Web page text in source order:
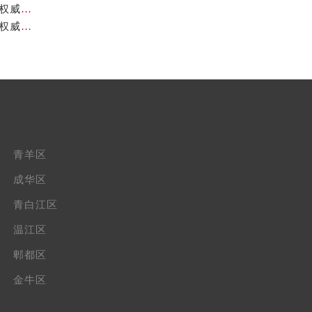
成都天梭官方售后服务中心｜官方地址及售后热线电话权威信息公示（2026年7月最新）
成都天梭官方售后服务中心｜官方电话及详细维修地址权威信息公示（2026年7月最新）
青羊区
成华区
青白江区
温江区
郫都区
金牛区